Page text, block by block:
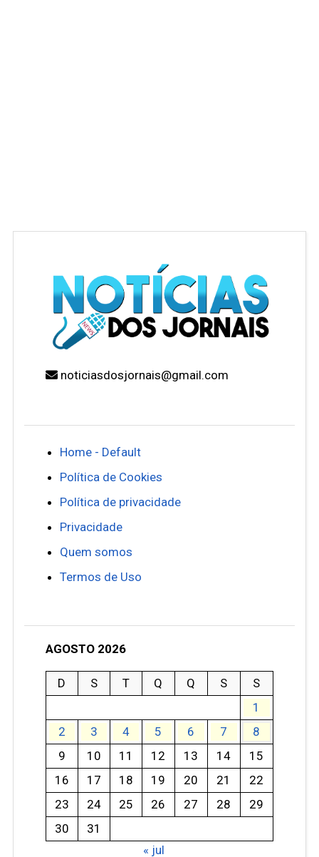
noticiasdosjornais@gmail.com
Home - Default
Política de Cookies
Política de privacidade
Privacidade
Quem somos
Termos de Uso
AGOSTO 2026
D S T Q Q S
S
1
2
3 4 5 6 7
8
9
10 11 12 13 14
15
16
17 18 19 20 21
22
23
24 25 26 27 28
29
30
31
« jul